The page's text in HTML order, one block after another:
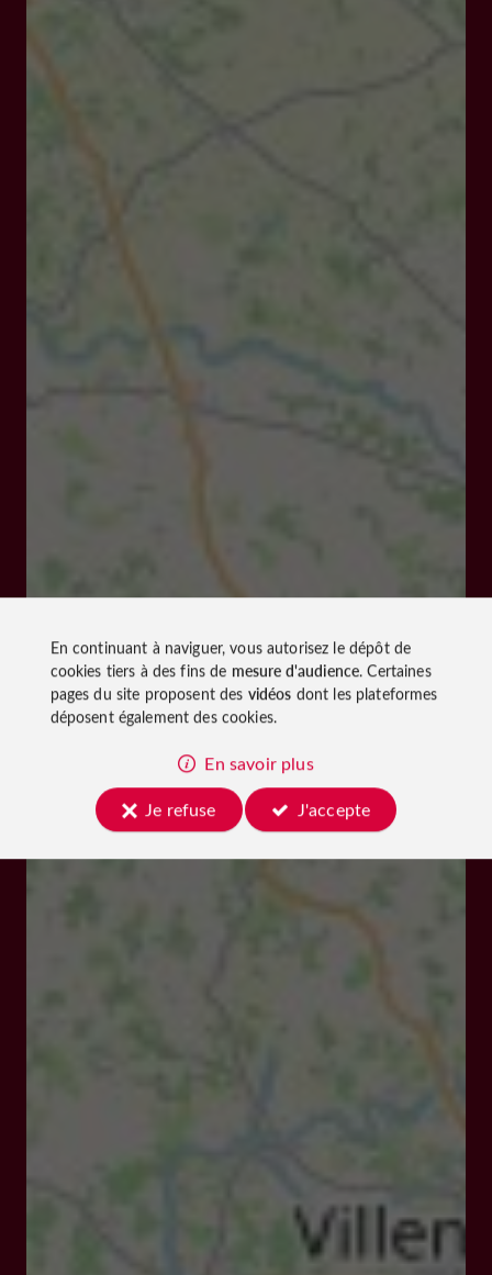
En continuant à naviguer, vous autorisez le dépôt de
cookies tiers à des fins de mesure d'audience. Certaines
pages du site proposent des vidéos dont les plateformes
déposent également des cookies.
En savoir plus
Je refuse
J'accepte